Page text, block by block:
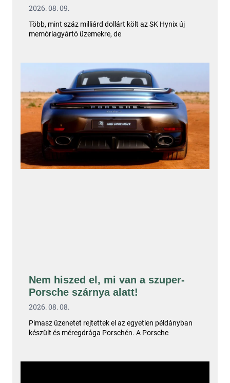
2026. 08. 09.
Több, mint száz milliárd dollárt költ az SK Hynix új
memóriagyártó üzemekre, de
Nem hiszed el, mi van a szuper-
Porsche szárnya alatt!
2026. 08. 08.
Pimasz üzenetet rejtettek el az egyetlen példányban
készült és méregdrága Porschén. A Porsche